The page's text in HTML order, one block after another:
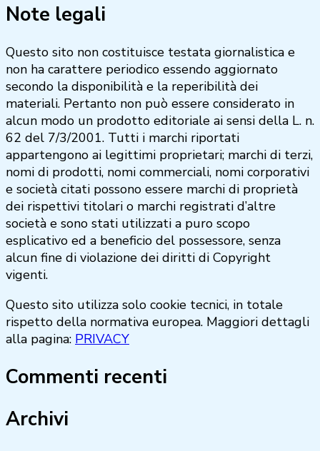
Note legali
Questo sito non costituisce testata giornalistica e
non ha carattere periodico essendo aggiornato
secondo la disponibilità e la reperibilità dei
materiali. Pertanto non può essere considerato in
alcun modo un prodotto editoriale ai sensi della L. n.
62 del 7/3/2001. Tutti i marchi riportati
appartengono ai legittimi proprietari; marchi di terzi,
nomi di prodotti, nomi commerciali, nomi corporativi
e società citati possono essere marchi di proprietà
dei rispettivi titolari o marchi registrati d’altre
società e sono stati utilizzati a puro scopo
esplicativo ed a beneficio del possessore, senza
alcun fine di violazione dei diritti di Copyright
vigenti.
Questo sito utilizza solo cookie tecnici, in totale
rispetto della normativa europea. Maggiori dettagli
alla pagina: PRIVACY
Commenti recenti
Archivi